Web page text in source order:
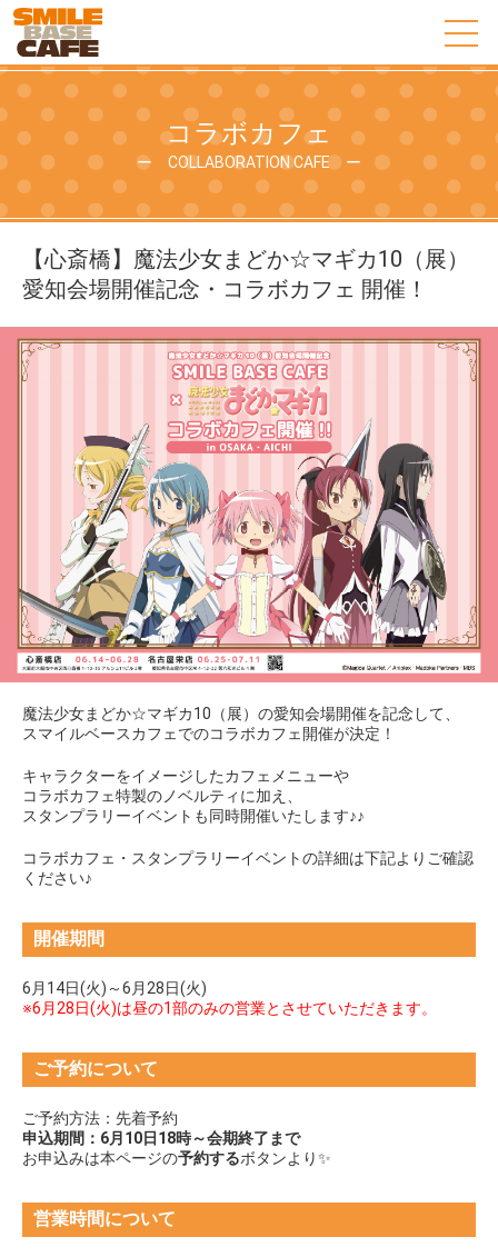
コラボカフェ
ー COLLABORATION CAFE ー
【心斎橋】魔法少女まどか☆マギカ10（展）
愛知会場開催記念・コラボカフェ 開催！
魔法少女まどか☆マギカ10（展）の愛知会場開催を記念して、
スマイルベースカフェでのコラボカフェ開催が決定！
キャラクターをイメージしたカフェメニューや
コラボカフェ特製のノベルティに加え、
スタンプラリーイベントも同時開催いたします♪♪
コラボカフェ・スタンプラリーイベントの詳細は下記よりご確認
ください♪
開催期間
6月14日(火)～6月28日(火)
※6月28日(火)は昼の1部のみの営業とさせていただきます。
ご予約について
ご予約方法：先着予約
申込期間：6月10日18時～会期終了まで
お申込みは本ページの予約するボタンより✨
営業時間について